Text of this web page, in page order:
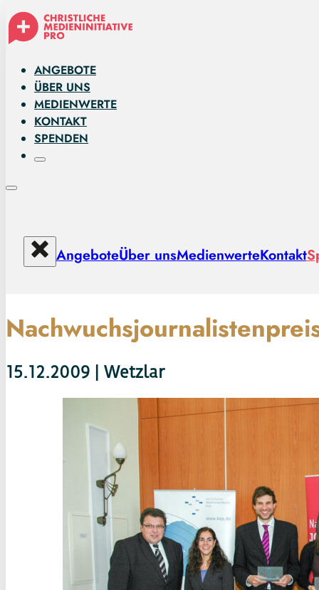
ANGEBOTE
ÜBER UNS
MEDIENWERTE
KONTAKT
SPENDEN
AngeboteÜber unsMedienwerteKontakt
15.12.2009 | Wetzlar